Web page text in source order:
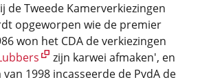
de Tweede Kamerverkiezingen
opgeworpen wie de premier
won het CDA de verkiezingen
zijn karwei afmaken', en
1998 incasseerde de PvdA de